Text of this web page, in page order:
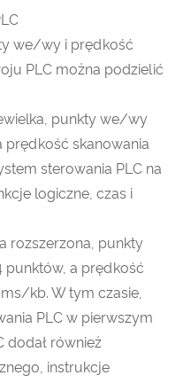
we/wy i prędkość
PLC można podzielić
punkty we/wy
prędkość skanowania
sterowania PLC na
logiczne, czas i
rozszerzona, punkty
punktów, a prędkość
kb. W tym czasie,
PLC w pierwszym
dodał również
instrukcje